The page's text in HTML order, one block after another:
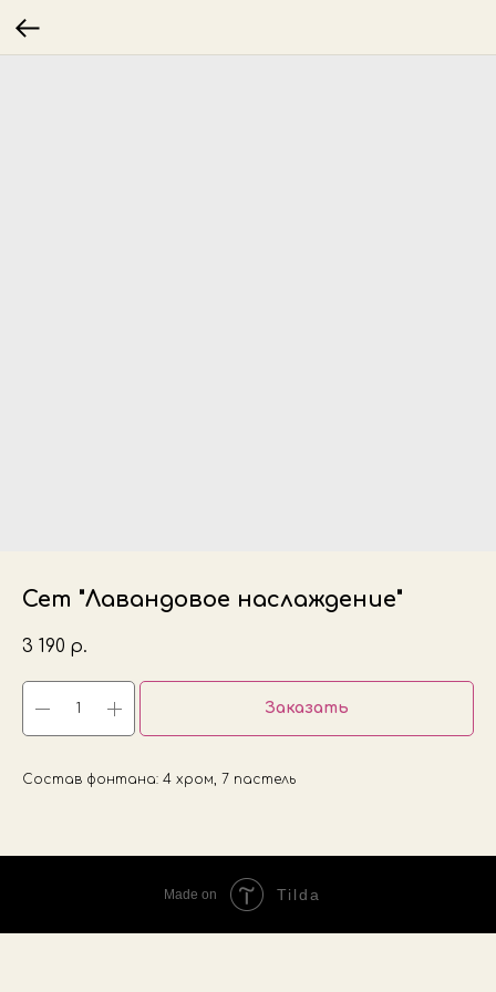
Сет "Лавандовое наслаждение"
3 190 р.
Заказать
Состав фонтана: 4 хром, 7 пастель
Made on Tilda